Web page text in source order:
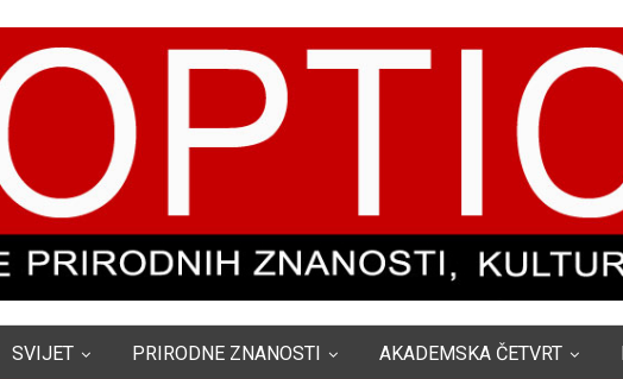
SVIJET PRIRODNE ZNANOSTI AKADEMSKA ČETVRT